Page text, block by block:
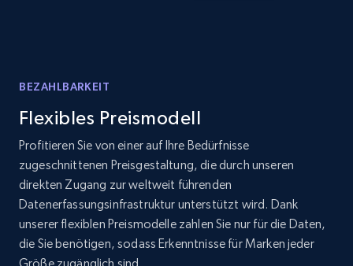
BEZAHLBARKEIT
Flexibles Preismodell
Profitieren Sie von einer auf Ihre Bedürfnisse
zugeschnittenen Preisgestaltung, die durch unseren
direkten Zugang zur weltweit führenden
Datenerfassungsinfrastruktur unterstützt wird. Dank
unserer flexiblen Preismodelle zahlen Sie nur für die Daten,
die Sie benötigen, sodass Erkenntnisse für Marken jeder